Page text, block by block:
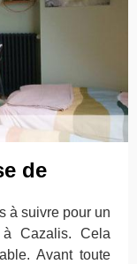
de
à suivre pour un
Cazalis. Cela
Avant toute